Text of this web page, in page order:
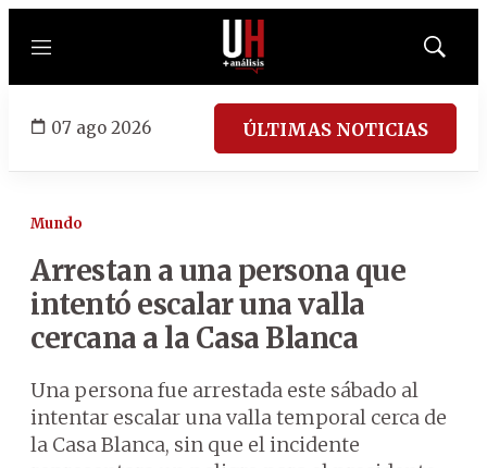
Menú
Mostrar
07 ago 2026 ÚLTIMAS NOTICIAS
Mundo
Arrestan a una persona que
intentó escalar una valla
cercana a la Casa Blanca
Una persona fue arrestada este sábado al
intentar escalar una valla temporal cerca de
la Casa Blanca, sin que el incidente